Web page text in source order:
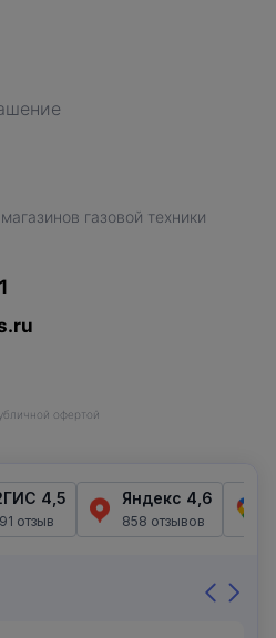
газовой техники
офертой